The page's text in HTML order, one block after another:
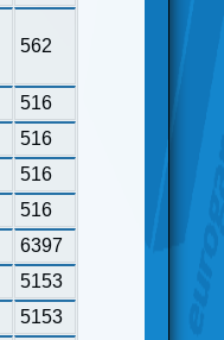
562
516
516
516
516
6397
5153
5153